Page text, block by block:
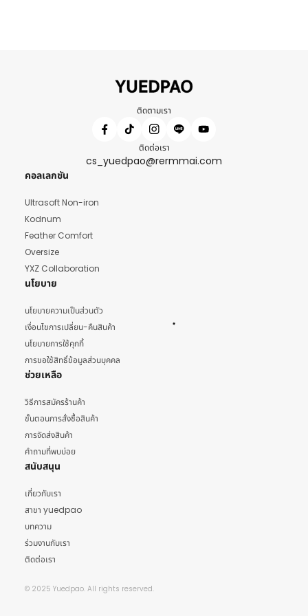
ติดตามเรา
ติดต่อเรา
cs_yuedpao@rermmai.com
คอลเลกชัน
Ultrasoft Non-iron
Kodnum
Feather Comfort
Oversize
YXZ Collaboration
นโยบาย
นโยบายความเป็นส่วนตัว
เงื่อนไขการเปลี่ยน-คืนสินค้า
นโยบายการใช้คุกกี้
การขอใช้สิทธิ์ข้อมูลส่วนบุคคล
ช่วยเหลือ
วิธีการสมัครร้านค้า
ขั้นตอนการสั่งซื้อสินค้า
การจัดส่งสินค้า
คำถามที่พบบ่อย
สนับสนุน
เกี่ยวกับเรา
สาขา yuedpao
บทความ
ร่วมงานกับเรา
ติดต่อเรา
© 2025 Yuedpao. All rights reserved.